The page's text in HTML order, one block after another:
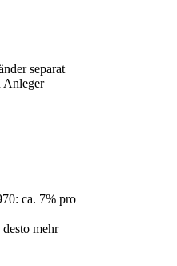
separat
Anleger
ca. 7% pro
mehr